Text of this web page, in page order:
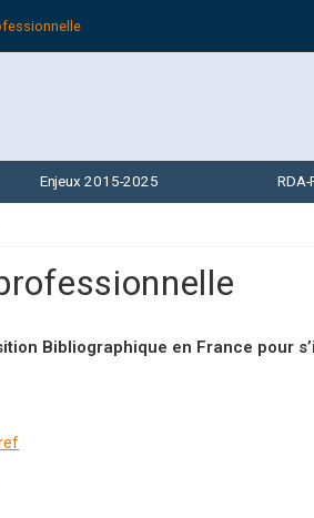
Enjeux 2015-2025 RDA-
Bibliographique en France pour